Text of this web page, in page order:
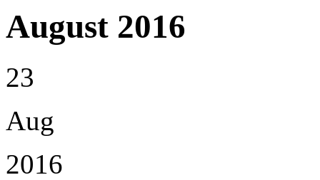
August 2016
23
Aug
2016